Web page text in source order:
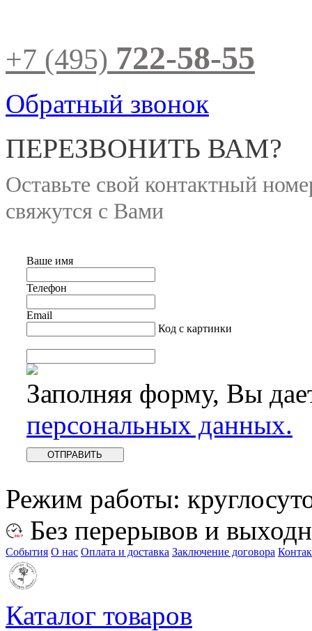
+7 (495) 722-58-55
Обратный звонок
ПЕРЕЗВОНИТЬ ВАМ?
Оставьте свой контактный
свяжутся с Вами
Ваше имя
Телефон
Email
Код с картинки
Заполняя форму, Вы
персональных данных.
Режим работы:
Без перерывов и
События О нас Оплата и доставка Заключение договора
Каталог товаров